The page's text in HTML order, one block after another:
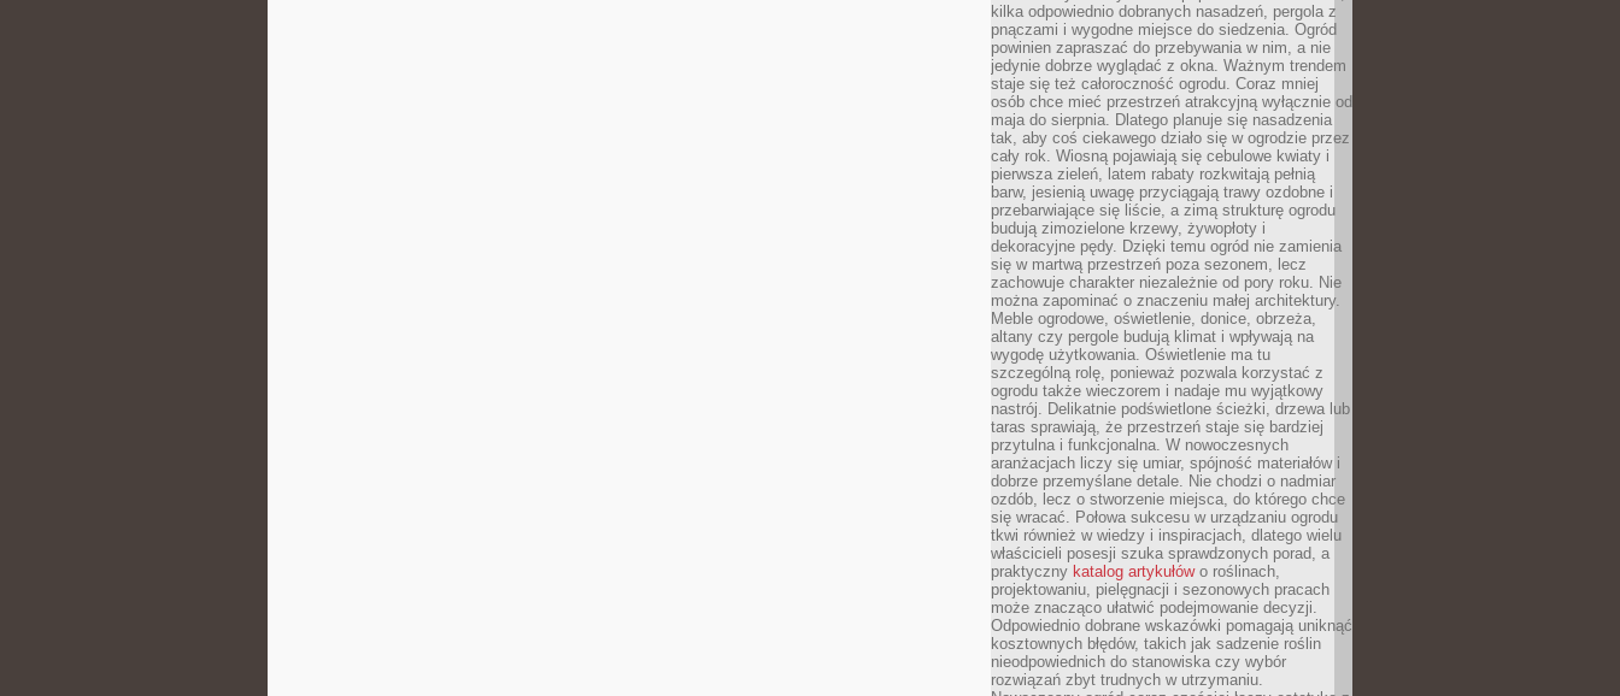
kilka odpowiednio dobranych nasadzeń, pergola z
pnączami i wygodne miejsce do siedzenia. Ogród
powinien zapraszać do przebywania w nim, a nie
jedynie dobrze wyglądać z okna. Ważnym trendem
staje się też całoroczność ogrodu. Coraz mniej
osób chce mieć przestrzeń atrakcyjną wyłącznie od
maja do sierpnia. Dlatego planuje się nasadzenia
tak, aby coś ciekawego działo się w ogrodzie przez
cały rok. Wiosną pojawiają się cebulowe kwiaty i
pierwsza zieleń, latem rabaty rozkwitają pełnią
barw, jesienią uwagę przyciągają trawy ozdobne i
przebarwiające się liście, a zimą strukturę ogrodu
budują zimozielone krzewy, żywopłoty i
dekoracyjne pędy. Dzięki temu ogród nie zamienia
się w martwą przestrzeń poza sezonem, lecz
zachowuje charakter niezależnie od pory roku. Nie
można zapominać o znaczeniu małej architektury.
Meble ogrodowe, oświetlenie, donice, obrzeża,
altany czy pergole budują klimat i wpływają na
wygodę użytkowania. Oświetlenie ma tu
szczególną rolę, ponieważ pozwala korzystać z
ogrodu także wieczorem i nadaje mu wyjątkowy
nastrój. Delikatnie podświetlone ścieżki, drzewa lub
taras sprawiają, że przestrzeń staje się bardziej
przytulna i funkcjonalna. W nowoczesnych
aranżacjach liczy się umiar, spójność materiałów i
dobrze przemyślane detale. Nie chodzi o nadmiar
ozdób, lecz o stworzenie miejsca, do którego chce
się wracać. Połowa sukcesu w urządzaniu ogrodu
tkwi również w wiedzy i inspiracjach, dlatego wielu
właścicieli posesji szuka sprawdzonych porad, a
praktyczny katalog artykułówo roślinach,
projektowaniu, pielęgnacji i sezonowych pracach
może znacząco ułatwić podejmowanie decyzji.
Odpowiednio dobrane wskazówki pomagają uniknąć
kosztownych błędów, takich jak sadzenie roślin
nieodpowiednich do stanowiska czy wybór
rozwiązań zbyt trudnych w utrzymaniu.